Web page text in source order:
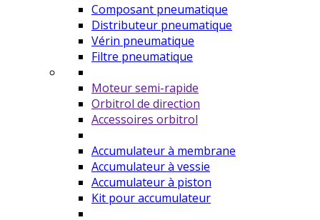
Composant pneumatique
Distributeur pneumatique
Vérin pneumatique
Filtre pneumatique
Moteur semi-rapide
Orbitrol de direction
Accessoires orbitrol
Accumulateur à membrane
Accumulateur à vessie
Accumulateur à piston
Kit pour accumulateur